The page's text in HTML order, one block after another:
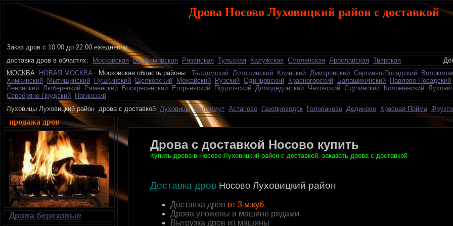
Дрова Носово Луховицкий район с доставкой
Заказ дров с 10.00 до 22.00 ежедневно
доставка дров в областях:
Московская Владимирская Рязанская Тульская Калужская Смоленская Ярославская Тверская
Добавить
МОСКВА
НОВАЯ МОСКВА Московская область районы: Талдомский Лотошинский Клинский Дмитровский Сергиево-Посадский
Химкинский
Мытищинский Пушкинский Щелковский Можайский Рузский Одинцовский Красногорский Балашихинский Павлово-Посадский
Ленинский Люберецкий Раменский Воскресенский Егорьевский Подольский Домодедовский Чеховский Ступинский Коломенский
Серебряно-Прудский
Ногинский
Луховицы Луховицкий район дрова с доставкой Луховицы Белоомут Астапово Газопроводск Головачево Дединово Красная Пойма
продажа дров
Дрова с доставкой Носово купить
Купить дрова в Носово Луховицкий район с доставкой, заказать дрова с доставкой
Доставка дров Носово Луховицкий район
Доставка дров от 3 м.куб.
Дрова уложены в машине рядами
Выгрузка дров из машины
Дрова березовые